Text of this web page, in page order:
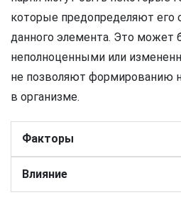
которые предопределяют его
данного элемента. Это может
неполноценными или
не позволяют формированию
в организме.
Факторы
Влияние